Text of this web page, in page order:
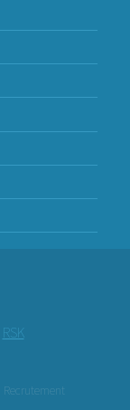
RSK
Recrutement